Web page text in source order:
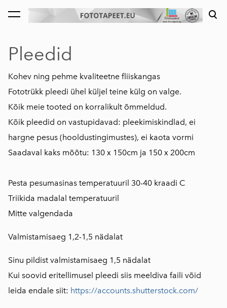
lisati ostukorvi. Vaata ostukorvi
Pleedid
Kohev ning pehme kvaliteetne fliiskangas
Fototrükk pleedi ühel küljel teine külg on valge.
Kõik meie tooted on korralikult õmmeldud.
Kõik pleedid on vastupidavad: pleekimiskindlad, ei
hargne pesus (hooldustingimustes), ei kaota vormi
Saadaval kaks mõõtu: 130 x 150cm ja 150 x 200cm
Pesta pesumasinas temperatuuril 30-40 kraadi C
Triikida madalal temperatuuril
Mitte valgendada
Valmistamisaeg 1,2-1,5 nädalat
Sinu pildist valmistamisaeg 1,5 nädalat
Kui soovid eritellimusel pleedi siis meeldiva faili võid
leida endale siit: https://accounts.shutterstock.com/